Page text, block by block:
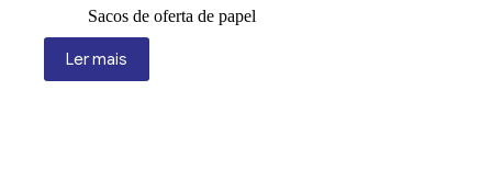
Sacos de oferta de papel
Ler mais